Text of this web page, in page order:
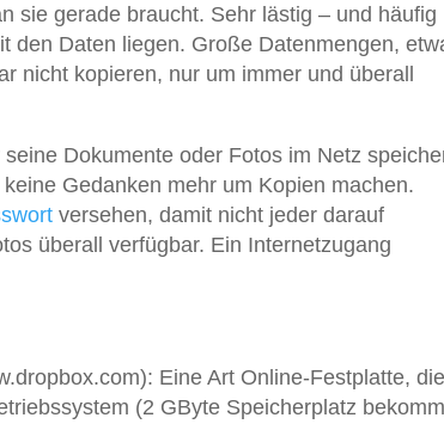
sie gerade braucht. Sehr lästig – und häufig
den Daten liegen. Große Datenmengen,
nicht kopieren, nur um immer und überall
Dokumente oder Fotos im Netz
Gedanken mehr um Kopien machen.
versehen, damit nicht jeder darauf
überall verfügbar. Ein Internetzugang
Eine Art Online-Festplatte, die
(2 GByte Speicherplatz